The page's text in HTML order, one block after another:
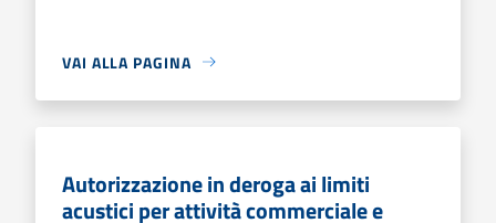
VAI ALLA PAGINA
Autorizzazione in deroga ai limiti
acustici per attività commerciale e